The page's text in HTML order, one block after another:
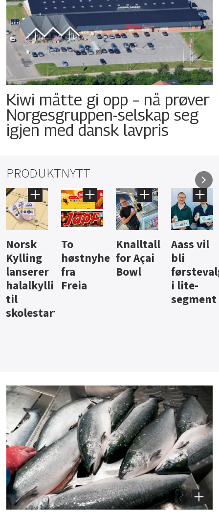
Kiwi måtte gi opp – nå prøver
Norgesgruppen-selskap seg
igjen med dansk lavpris
PRODUKTNYTT
Knalltall
for Açai
Bowl
Aass vil
bli
førstevalg
i lite-
Brus og
jus fra
Berentsen
Hard
iste fra
Hansa